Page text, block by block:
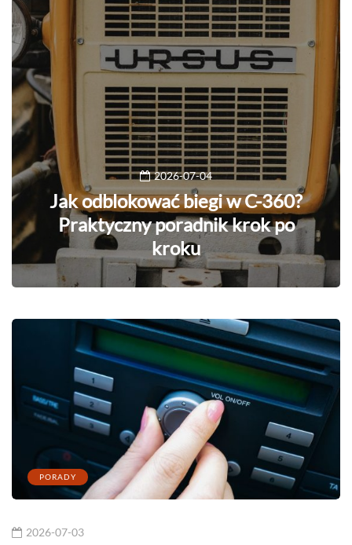
2026-07-04
Jak odblokować biegi w C-360?
Praktyczny poradnik krok po
kroku
PORADY
2026-07-03